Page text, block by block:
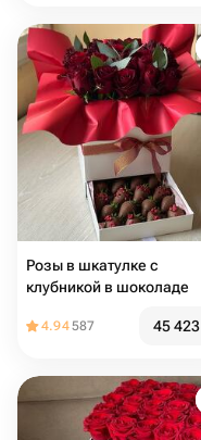
Розы в шкатулке с
клубникой в шоколаде
4.94587 45 423